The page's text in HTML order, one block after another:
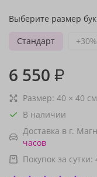
Выберите размер
Стандарт
6 550 ₽
Размер: 40 × 40 см
В наличии
Доставка в г.
часов
Покупок за сутки: